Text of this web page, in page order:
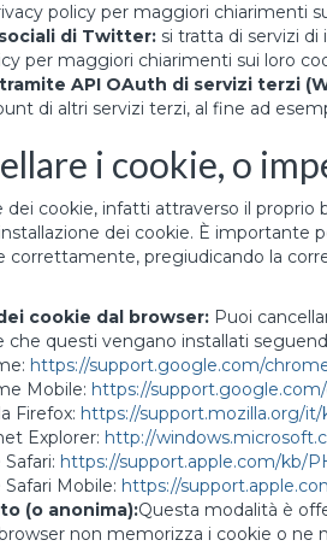
policy per maggiori chiarimenti
di Twitter: si tratta di servizi
per maggiori chiarimenti sui loro
API OAuth di servizi terzi
di altri servizi terzi, al fine ad
i cookie, o
cookie, infatti attraverso il
dei cookie. È importante
correttamente, pregiudicando la
cookie dal browser: Puoi
questi vengano installati
https://support.google.com/
Mobile: https://
Firefox: https://support.mozilla.org/
Explorer: http://
https://support.apple.com/kb/
Mobile: https://
(o anonima):Questa modalità è
non memorizza i cookie o